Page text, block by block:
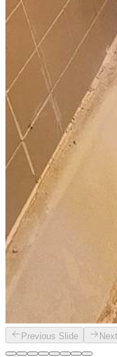
Previous Slide